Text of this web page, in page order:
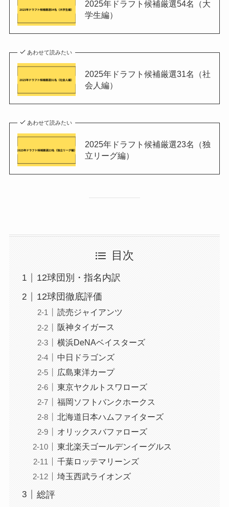
2025年ドラフト候補厳選54名（大
学生編）
あわせて読みたい
2025年ドラフト候補厳選31名（社
会人編）
あわせて読みたい
2025年ドラフト候補厳選23名（独
立リーグ編）
目次
12球団別・指名内訳
12球団徹底評価
読売ジャイアンツ
阪神タイガース
横浜DeNAベイスターズ
中日ドラゴンズ
広島東洋カープ
東京ヤクルトスワローズ
福岡ソフトバンクホークス
北海道日本ハムファイターズ
オリックスバファローズ
東北楽天ゴールデンイーグルス
千葉ロッテマリーンズ
埼玉西武ライオンズ
総評